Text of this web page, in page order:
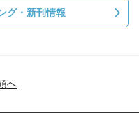
グ・新刊情報
へ